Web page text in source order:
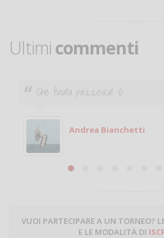
Ultimi commenti
Ciao. Sono a Treviglio da poco e
giocare. Se sei in zona e puoi
Michele
Michele Miglionico
VUOI PARTECIPARE A UN TORNEO?
E LE MODALITÀ DI